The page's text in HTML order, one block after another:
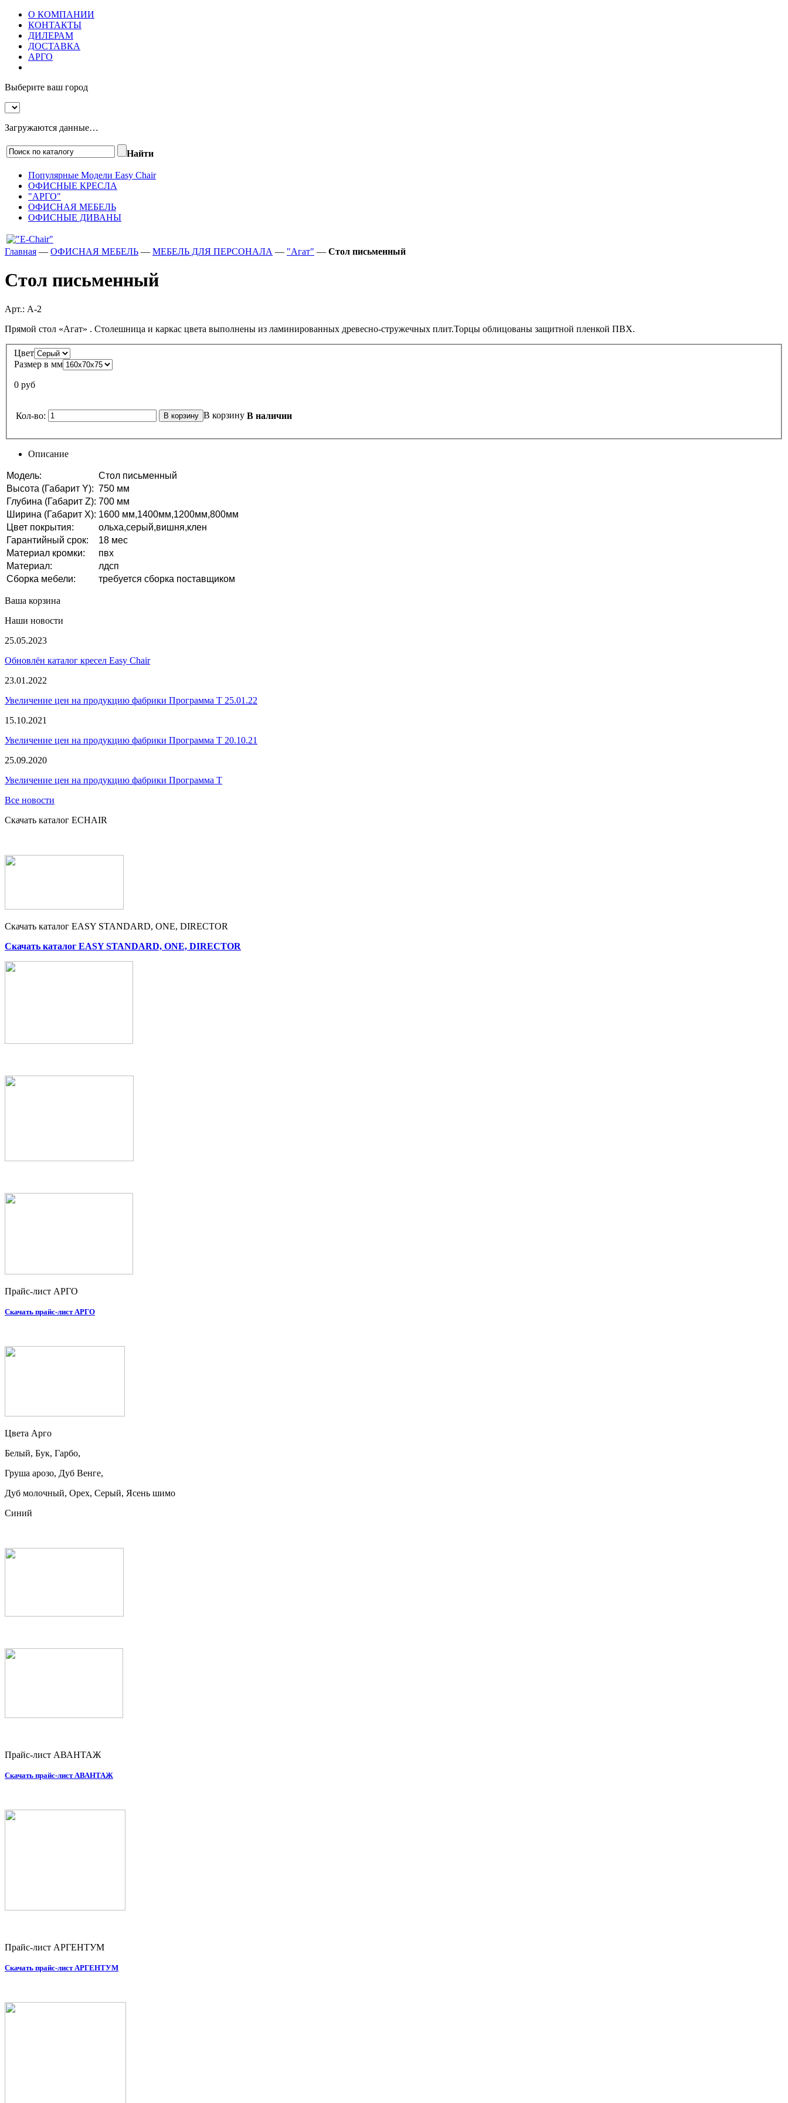
О КОМПАНИИ
КОНТАКТЫ
ДИЛЕРАМ
ДОСТАВКА
АРГО
Выберите ваш город
Загружаются данные…
Найти
Популярные Модели Easy Chair
ОФИСНЫЕ КРЕСЛА
"АРГО"
ОФИСНАЯ МЕБЕЛЬ
ОФИСНЫЕ ДИВАНЫ
Главная — ОФИСНАЯ МЕБЕЛЬ — МЕБЕЛЬ ДЛЯ ПЕРСОНАЛА — "Агат" — Стол письменный
Стол письменный
Арт.: А-2
Прямой стол «Агат» . Столешница и каркас цвета выполнены из ламинированных древесно-стружечных плит.Торцы облицованы защитной пленкой ПВХ.
Цвет
Размер в мм
0 руб
Кол-во: В корзину В наличии
Описание
Модель:
Стол письменный
Высота (Габарит Y): 750 мм
Глубина (Габарит Z): 700 мм
Ширина (Габарит X): 1600 мм,1400мм,1200мм,800мм
Цвет покрытия:
ольха,серый,вишня,клен
Гарантийный срок:
18 мес
Материал кромки:
пвх
Материал:
лдсп
Сборка мебели:
требуется сборка поставщиком
Ваша корзина
Наши новости
25.05.2023
Обновлён каталог кресел Easy Chair
23.01.2022
Увеличение цен на продукцию фабрики Программа Т 25.01.22
15.10.2021
Увеличение цен на продукцию фабрики Программа Т 20.10.21
25.09.2020
Увеличение цен на продукцию фабрики Программа Т
Все новости
Скачать каталог ECHAIR
Скачать каталог EASY STANDARD, ONE, DIRECTOR
Скачать каталог EASY STANDARD, ONE, DIRECTOR
Прайс-лист АРГО
Скачать прайс-лист АРГО
Цвета Арго
Белый, Бук, Гарбо,
Груша арозо, Дуб Венге,
Дуб молочный, Орех, Серый, Ясень шимо
Синий
Прайс-лист АВАНТАЖ
Скачать прайс-лист АВАНТАЖ
Прайс-лист АРГЕНТУМ
Скачать прайс-лист АРГЕНТУМ